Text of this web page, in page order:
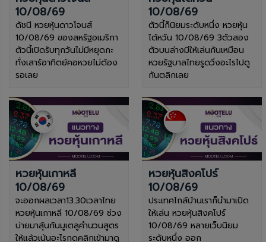
10/08/69
ดัชนี หวยหุ้นดาวโจนส์
10/08/69 ของสหรัฐอเมริกา
ตัวนี้เปิดรับทุกวันไม่มีหยุดกะ
ทั่งเสาร์อาทิตย์คอหวยไม่ต้อง
รอเลย
10/08/69
ตัวนี้ก็นิยมระดับหนึ่ง หวยหุ้น
ไต้หวัน 10/08/69 3ตัวสอง
ตัวบนล่างมีให้เล่นกันเหมือน
หวยรัฐบาลไทยรูดวิ่งอะไรไปดู
กันตลิกเลย
หวยหุ้นเกาหลี
10/08/69
จะออกผลเวลา13.30เวลาไทย
หวยหุ้นเกาหลี 10/08/69 ช่วง
บ่ายมาลุ้นกันมูเตลูคำนวนสูตร
ให้แล้วเน้นอะไรกดคลิกเข้ามาดู
หวยหุ้นสิงคโปร์
10/08/69
ประเทศไกล้บ้านเราก็นำมาเปิด
ให้เล่น หวยหุ้นสิงคโปร์
10/08/69 หลายเว็บนิยม
ระดับหนึ่ง ออก